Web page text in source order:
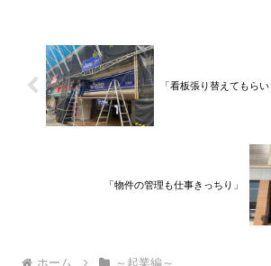
「看板張り替えてもらい
「物件の管理も仕事きっちり」
ホーム ～起業編～